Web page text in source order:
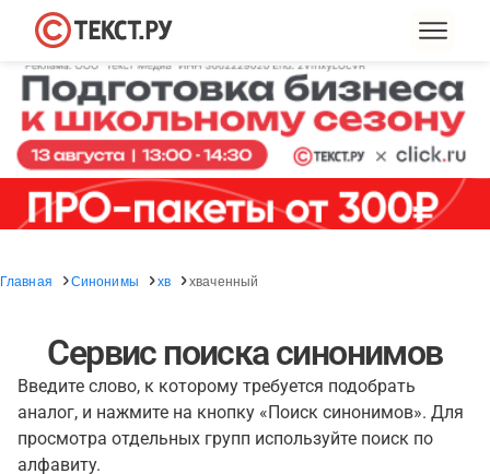
Главная Синонимы хв хваченный
Сервис поиска синонимов
Введите слово, к которому требуется подобрать
аналог, и нажмите на кнопку «Поиск синонимов». Для
просмотра отдельных групп используйте поиск по
алфавиту.